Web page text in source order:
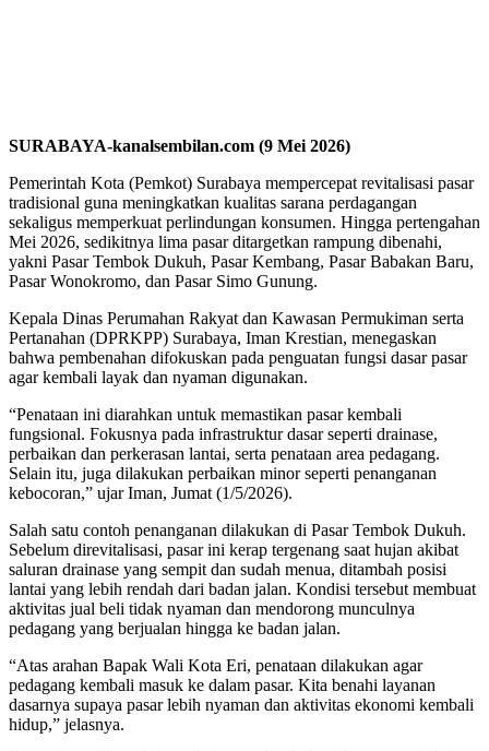
SURABAYA-kanalsembilan.com (9 Mei 2026)
Pemerintah Kota (Pemkot) Surabaya mempercepat revitalisasi pasar
tradisional guna meningkatkan kualitas sarana perdagangan
sekaligus memperkuat perlindungan konsumen. Hingga pertengahan
Mei 2026, sedikitnya lima pasar ditargetkan rampung dibenahi,
yakni Pasar Tembok Dukuh, Pasar Kembang, Pasar Babakan Baru,
Pasar Wonokromo, dan Pasar Simo Gunung.
Kepala Dinas Perumahan Rakyat dan Kawasan Permukiman serta
Pertanahan (DPRKPP) Surabaya, Iman Krestian, menegaskan
bahwa pembenahan difokuskan pada penguatan fungsi dasar pasar
agar kembali layak dan nyaman digunakan.
“Penataan ini diarahkan untuk memastikan pasar kembali
fungsional. Fokusnya pada infrastruktur dasar seperti drainase,
perbaikan dan perkerasan lantai, serta penataan area pedagang.
Selain itu, juga dilakukan perbaikan minor seperti penanganan
kebocoran,” ujar Iman, Jumat (1/5/2026).
Salah satu contoh penanganan dilakukan di Pasar Tembok Dukuh.
Sebelum direvitalisasi, pasar ini kerap tergenang saat hujan akibat
saluran drainase yang sempit dan sudah menua, ditambah posisi
lantai yang lebih rendah dari badan jalan. Kondisi tersebut membuat
aktivitas jual beli tidak nyaman dan mendorong munculnya
pedagang yang berjualan hingga ke badan jalan.
“Atas arahan Bapak Wali Kota Eri, penataan dilakukan agar
pedagang kembali masuk ke dalam pasar. Kita benahi layanan
dasarnya supaya pasar lebih nyaman dan aktivitas ekonomi kembali
hidup,” jelasnya.